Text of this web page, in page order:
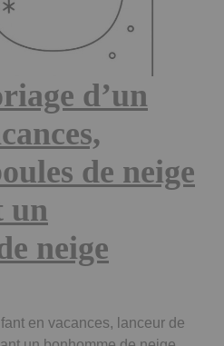
d’un
de neige
un
neige
en vacances, lanceur de